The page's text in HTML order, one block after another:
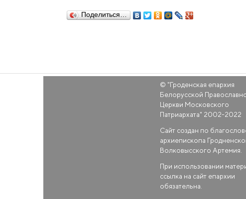
Поделиться…
© "Гроденская епархия
Белорусской
Церкви Московского
Патриархата" 2002-2022
Сайт создан по
архиепископа
Волковысского Артемия.
При использовании
ссылка на сайт епархии
обязательна.